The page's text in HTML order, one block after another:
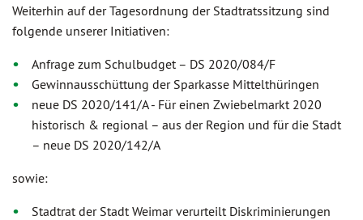
Weiterhin auf der Tagesordnung der Stadtratssitzung sind
folgende unserer Initiativen:
Anfrage zum Schulbudget – DS 2020/084/F
Gewinnausschüttung der Sparkasse Mittelthüringen
neue DS 2020/141/A - Für einen Zwiebelmarkt 2020
historisch & regional – aus der Region und für die Stadt
– neue DS 2020/142/A
sowie:
Stadtrat der Stadt Weimar verurteilt Diskriminierungen